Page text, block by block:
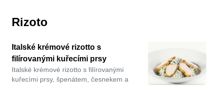
Rizoto
Italské krémové rizotto s
filírovanými kuřecími prsy
Italské krémové rizotto s filírovanými
kuřecími prsy, špenátem, česnekem a